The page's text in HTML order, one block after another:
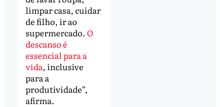
limpar casa, cuidar
de filho, ir ao
supermercado. O
descanso é
essencial para a
vida, inclusive
para a
produtividade”,
afirma.